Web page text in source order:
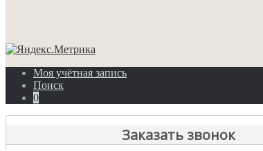
Моя учётная запись
Поиск
0
Заказать звонок